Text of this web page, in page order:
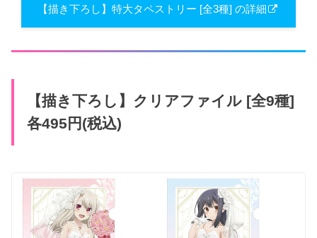
【描き下ろし】特大タペストリー [全3種] の詳細
【描き下ろし】クリアファイル [全9種]
各495円(税込)